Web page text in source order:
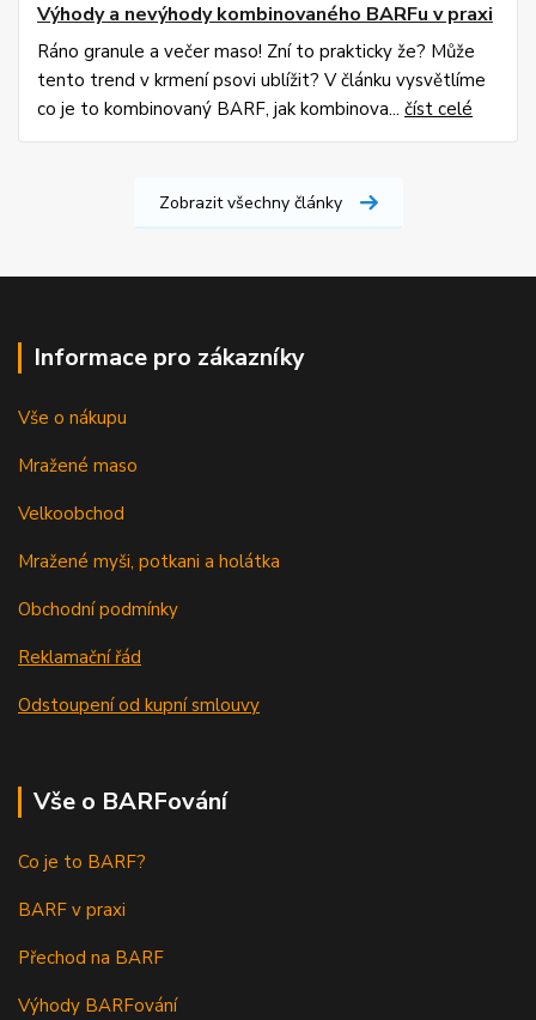
Výhody a nevýhody kombinovaného BARFu v praxi
Ráno granule a večer maso! Zní to prakticky že? Může
tento trend v krmení psovi ublížit? V článku vysvětlíme
co je to kombinovaný BARF, jak kombinova... číst celé
Zobrazit všechny články
Informace pro zákazníky
Vše o nákupu
Mražené maso
Velkoobchod
Mražené myši, potkani a holátka
Obchodní podmínky
Reklamační řád
Odstoupení od kupní smlouvy
Vše o BARFování
Co je to BARF?
BARF v praxi
Přechod na BARF
Výhody BARFování